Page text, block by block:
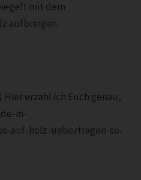
mit dem
aufbringen
erzähl ich Euch genau,
in-
auf-holz-uebertragen-so-